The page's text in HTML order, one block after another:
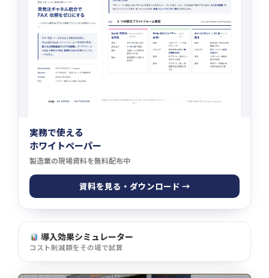
実務で使える
ホワイトペーパー
製造業の現場資料を無料配布中
資料を見る・ダウンロード →
導入効果シミュレーター
コスト削減額をその場で試算